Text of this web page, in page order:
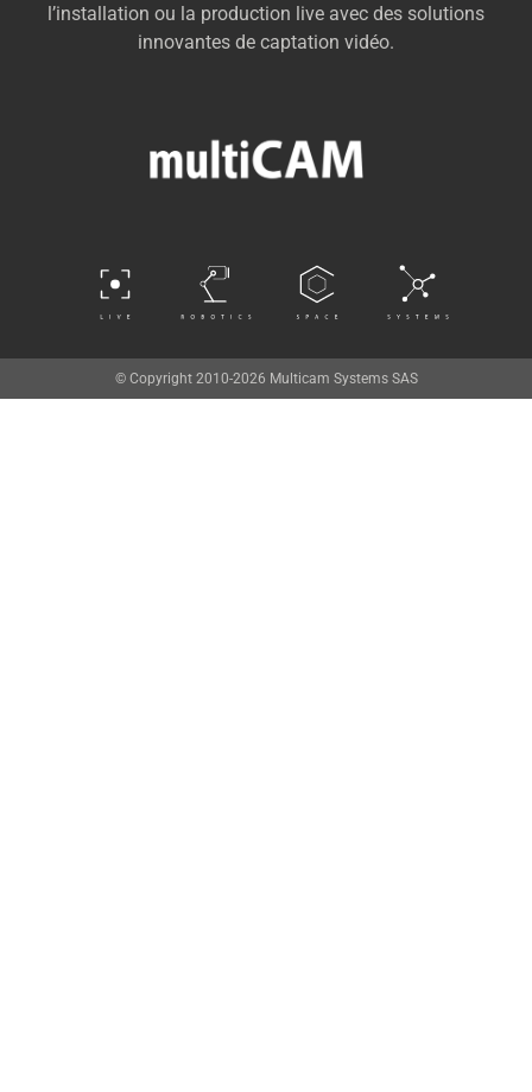
l’installation ou la production live avec des solutions
innovantes de captation vidéo.
© Copyright 2010-2026 Multicam Systems SAS